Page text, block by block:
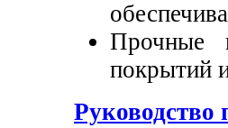
Прочные
покрытий
Руководство